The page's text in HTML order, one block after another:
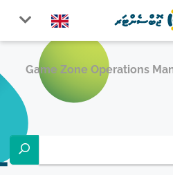
Game Zone Operations